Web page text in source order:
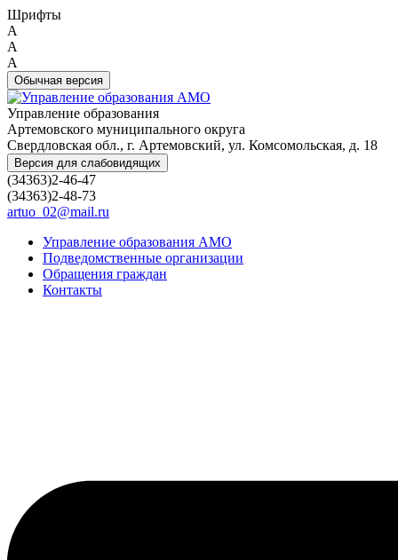
Шрифты
A
A
A
Обычная версия
Управление образования
Артемовского муниципального округа
Свердловская обл., г. Артемовский, ул. Комсомольская, д. 18
Версия для слабовидящих
(34363)2-46-47
(34363)2-48-73
artuo_02@mail.ru
Управление образования АМО
Подведомственные организации
Обращения граждан
Контакты